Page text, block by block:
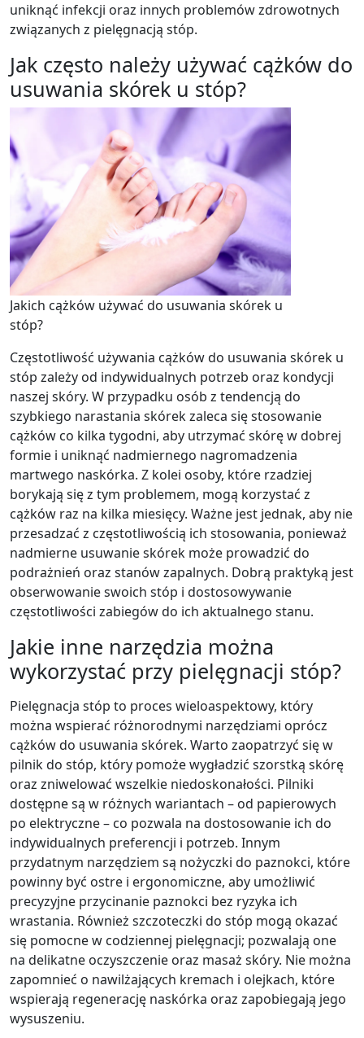
uniknąć infekcji oraz innych problemów zdrowotnych
związanych z pielęgnacją stóp.
Jak często należy używać cążków do
usuwania skórek u stóp?
Jakich cążków używać do usuwania skórek u
stóp?
Częstotliwość używania cążków do usuwania skórek u
stóp zależy od indywidualnych potrzeb oraz kondycji
naszej skóry. W przypadku osób z tendencją do
szybkiego narastania skórek zaleca się stosowanie
cążków co kilka tygodni, aby utrzymać skórę w dobrej
formie i uniknąć nadmiernego nagromadzenia
martwego naskórka. Z kolei osoby, które rzadziej
borykają się z tym problemem, mogą korzystać z
cążków raz na kilka miesięcy. Ważne jest jednak, aby nie
przesadzać z częstotliwością ich stosowania, ponieważ
nadmierne usuwanie skórek może prowadzić do
podrażnień oraz stanów zapalnych. Dobrą praktyką jest
obserwowanie swoich stóp i dostosowywanie
częstotliwości zabiegów do ich aktualnego stanu.
Jakie inne narzędzia można
wykorzystać przy pielęgnacji stóp?
Pielęgnacja stóp to proces wieloaspektowy, który
można wspierać różnorodnymi narzędziami oprócz
cążków do usuwania skórek. Warto zaopatrzyć się w
pilnik do stóp, który pomoże wygładzić szorstką skórę
oraz zniwelować wszelkie niedoskonałości. Pilniki
dostępne są w różnych wariantach – od papierowych
po elektryczne – co pozwala na dostosowanie ich do
indywidualnych preferencji i potrzeb. Innym
przydatnym narzędziem są nożyczki do paznokci, które
powinny być ostre i ergonomiczne, aby umożliwić
precyzyjne przycinanie paznokci bez ryzyka ich
wrastania. Również szczoteczki do stóp mogą okazać
się pomocne w codziennej pielęgnacji; pozwalają one
na delikatne oczyszczenie oraz masaż skóry. Nie można
zapomnieć o nawilżających kremach i olejkach, które
wspierają regenerację naskórka oraz zapobiegają jego
wysuszeniu.